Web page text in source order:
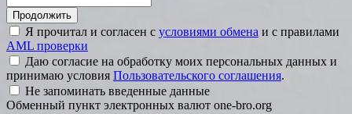
Я прочитал и согласен с условиями обмена и с правилами
AML проверки
Даю согласие на обработку моих персональных данных и
принимаю условия Пользовательского соглашения.
Не запоминать введенные данные
Обменный пункт электронных валют one-bro.org